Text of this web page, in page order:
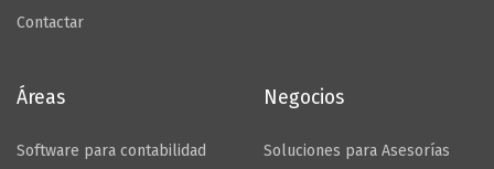
Contactar
Áreas
Software para contabilidad
Negocios
Soluciones para Asesorías